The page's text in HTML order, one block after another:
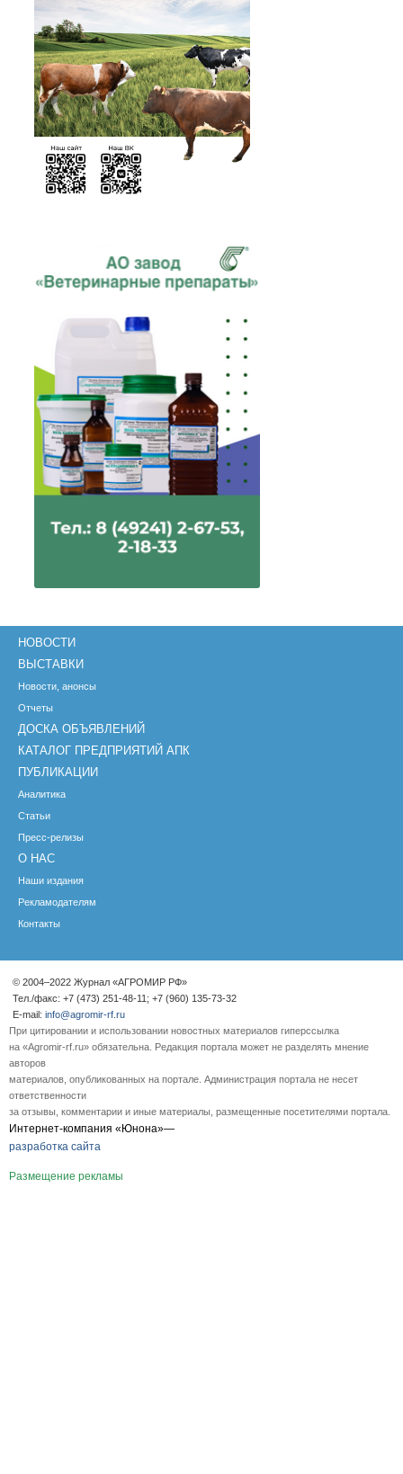
НОВОСТИ
ВЫСТАВКИ
Новости, анонсы
Отчеты
ДОСКА ОБЪЯВЛЕНИЙ
КАТАЛОГ ПРЕДПРИЯТИЙ АПК
ПУБЛИКАЦИИ
Аналитика
Статьи
Пресс-релизы
О НАС
Наши издания
Рекламодателям
Контакты
© 2004–2022 Журнал «АГРОМИР РФ»
Тел./факс: +7 (473) 251-48-11; +7 (960) 135-73-32
E-mail: info@agromir-rf.ru
При цитировании и использовании новостных материалов гиперссылка
на «Agromir-rf.ru» обязательна. Редакция портала может не разделять мнение
авторов
материалов, опубликованных на портале. Администрация портала не несет
ответственности
за отзывы, комментарии и иные материалы, размещенные посетителями портала.
Интернет-компания «Юнона»—
разработка сайта
Размещение рекламы